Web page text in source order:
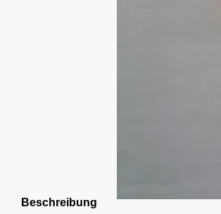
Beschreibung